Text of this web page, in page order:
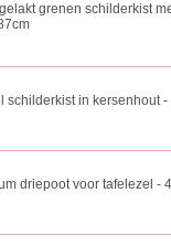
grenen schilderkist
schilderkist in kersenhout -
driepoot voor tafelezel -